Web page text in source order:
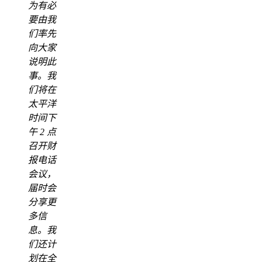
为有必
要由我
们率先
向大家
说明此
事。我
们将在
太平洋
时间下
午 2 点
召开财
报电话
会议，
届时会
分享更
多信
息。我
们还计
划在全